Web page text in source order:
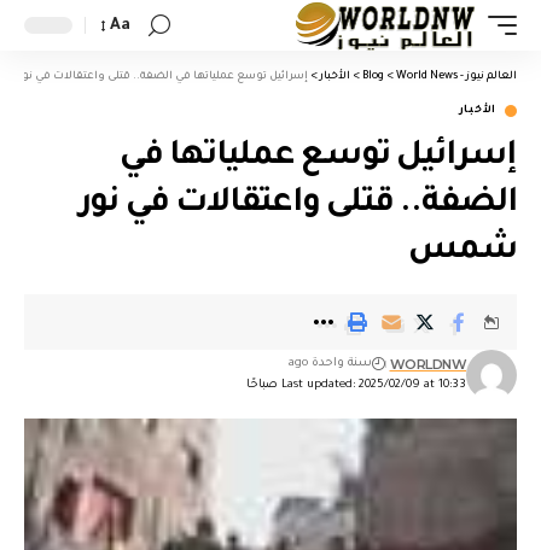
Aa
العالم نيوز - World News >
Blog
> الأخبار > إسرائيل توسع عملياتها في الضفة.. قتلى واعتقالات في نور
الأخبار
إسرائيل توسع عملياتها في
الضفة.. قتلى واعتقالات في نور
شمس
Last updated: 2025/02/09 at 10:33 صباحًا
WORLDNW سنة واحدة ago